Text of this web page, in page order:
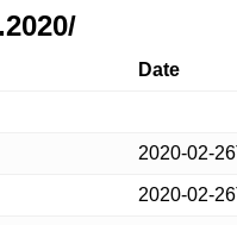
Date
2020-02-
2020-02-